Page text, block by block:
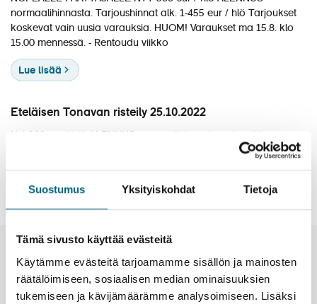
Suostumus Yksityiskohdat Tietoja
Tämä sivusto käyttää evästeitä
Käytämme evästeitä tarjoamamme sisällön ja mainosten
räätälöimiseen, sosiaalisen median ominaisuuksien
tukemiseen ja kävijämäärämme analysoimiseen. Lisäksi
Matkakalenteri
Laivat
Hyvä tietää
normaalihinnasta. Tarjoushinnat alk. 1 455 eur / hlö Tarjoukset
koskevat vain uusia varauksia. HUOM! Varaukset ma 15.8. klo
15.00 mennessä. Rentoudu viikko
Lue lisää
Eteläisen Tonavan risteily 25.10.2022
vapaana! Varaus viimeistään ma 10.10. klo 12.00 mennessä.
Lue lisää
Uutiset ja tiedotteet